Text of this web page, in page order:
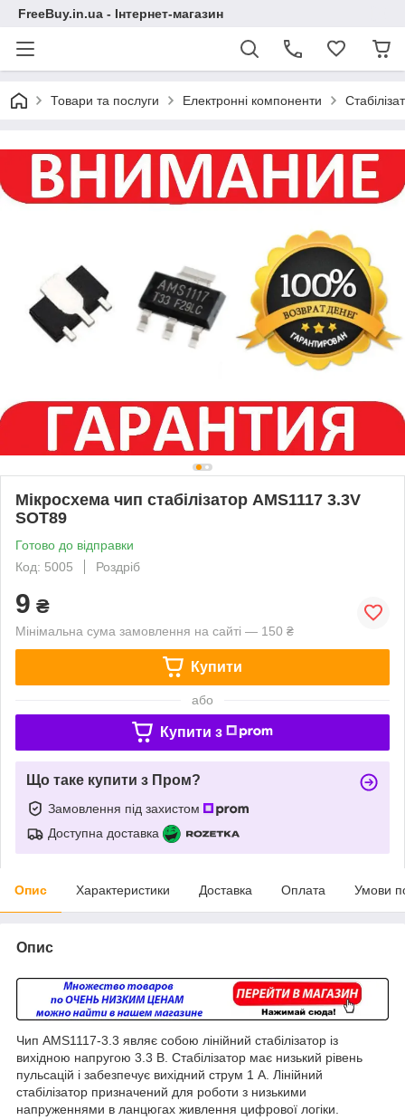
FreeBuy.in.ua - Інтернет-магазин
Товари та послуги Електронні компоненти
Мікросхема чип стабілізатор AMS1117 3.3V
SOT89
Готово до відправки
Код: 5005
Роздріб
9 ₴
Мінімальна сума замовлення на сайті — 150 ₴
Купити
або
Купити з
Що таке купити з Пром?
Замовлення під захистом
Доступна доставка
Опис Характеристики Доставка Оплата Умови
Опис
Чип AMS1117-3.3 являє собою лінійний стабілізатор із
вихідною напругою 3.3 В. Стабілізатор має низький рівень
пульсацій і забезпечує вихідний струм 1 А. Лінійний
стабілізатор призначений для роботи з низькими
напруженнями в ланцюгах живлення цифрової логіки.